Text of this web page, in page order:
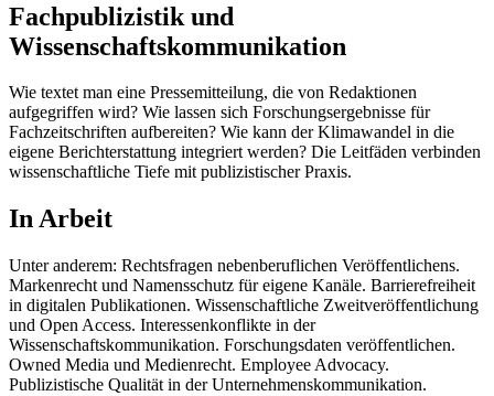
Fachpublizistik und
Wissenschaftskommunikation
Wie textet man eine Pressemitteilung, die von Redaktionen
aufgegriffen wird? Wie lassen sich Forschungsergebnisse für
Fachzeitschriften aufbereiten? Wie kann der Klimawandel in die
eigene Berichterstattung integriert werden? Die Leitfäden verbinden
wissenschaftliche Tiefe mit publizistischer Praxis.
In Arbeit
Unter anderem: Rechtsfragen nebenberuflichen Veröffentlichens.
Markenrecht und Namensschutz für eigene Kanäle. Barrierefreiheit
in digitalen Publikationen. Wissenschaftliche Zweitveröffentlichung
und Open Access. Interessenkonflikte in der
Wissenschaftskommunikation. Forschungsdaten veröffentlichen.
Owned Media und Medienrecht. Employee Advocacy.
Publizistische Qualität in der Unternehmenskommunikation.